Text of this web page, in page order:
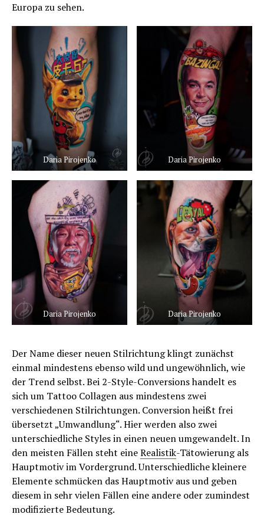
Europa zu sehen.
Daria Pirojenko Daria Pirojenko
Daria Pirojenko Daria Pirojenko
Der Name dieser neuen Stilrichtung klingt zunächst
einmal mindestens ebenso wild und ungewöhnlich, wie
der Trend selbst. Bei 2-Style-Conversions handelt es
sich um Tattoo Collagen aus mindestens zwei
verschiedenen Stilrichtungen. Conversion heißt frei
übersetzt „Umwandlung“. Hier werden also zwei
unterschiedliche Styles in einen neuen umgewandelt. In
den meisten Fällen steht eineRealistik-Tätowierung als
Hauptmotiv im Vordergrund. Unterschiedliche kleinere
Elemente schmücken das Hauptmotiv aus und geben
diesem in sehr vielen Fällen eine andere oder zumindest
modifizierte Bedeutung.